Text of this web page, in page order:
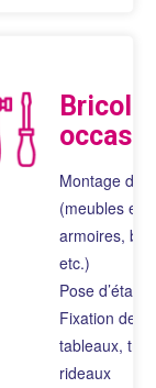
Montage de
(meubles en
armoires,
etc.)
Pose
Fixation de
tableaux,
rideaux